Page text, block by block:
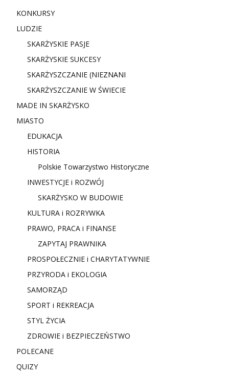
KONKURSY
LUDZIE
SKARŻYSKIE PASJE
SKARŻYSKIE SUKCESY
SKARŻYSZCZANIE (NIEZNANI
SKARŻYSZCZANIE W ŚWIECIE
MADE IN SKARŻYSKO
MIASTO
EDUKACJA
HISTORIA
Polskie Towarzystwo Historyczne
INWESTYCJE i ROZWÓJ
SKARŻYSKO W BUDOWIE
KULTURA i ROZRYWKA
PRAWO, PRACA i FINANSE
ZAPYTAJ PRAWNIKA
PROSPOŁECZNIE i CHARYTATYWNIE
PRZYRODA i EKOLOGIA
SAMORZĄD
SPORT i REKREACJA
STYL ŻYCIA
ZDROWIE i BEZPIECZEŃSTWO
POLECANE
QUIZY